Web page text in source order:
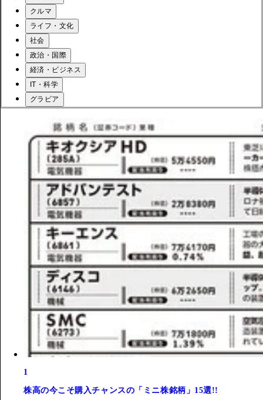
クルマ
ライフ・文化
社会
政治・国際
経済・ビジネス
IT・科学
グラビア
1
株高の今こそ購入チャンスの「ミニ株銘柄」15選!!